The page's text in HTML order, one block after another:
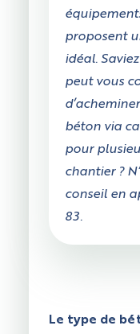
proposent
idéal.
peut vous
béton via
pour
chantier ?
conseil en
83.
Le type de